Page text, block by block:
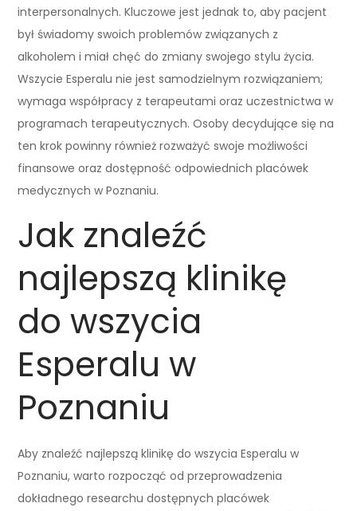
interpersonalnych. Kluczowe jest jednak to, aby pacjent
był świadomy swoich problemów związanych z
alkoholem i miał chęć do zmiany swojego stylu życia.
Wszycie Esperalu nie jest samodzielnym rozwiązaniem;
wymaga współpracy z terapeutami oraz uczestnictwa w
programach terapeutycznych. Osoby decydujące się na
ten krok powinny również rozważyć swoje możliwości
finansowe oraz dostępność odpowiednich placówek
medycznych w Poznaniu.
Jak znaleźć
najlepszą klinikę
do wszycia
Esperalu w
Poznaniu
Aby znaleźć najlepszą klinikę do wszycia Esperalu w
Poznaniu, warto rozpocząć od przeprowadzenia
dokładnego researchu dostępnych placówek